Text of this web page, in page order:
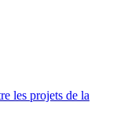
les projets de la